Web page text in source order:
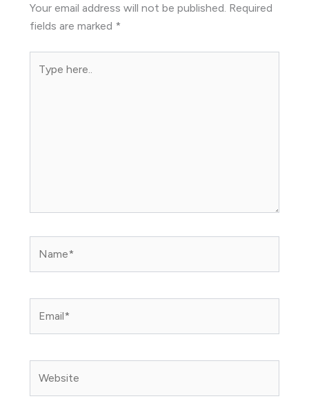
Your email address will not be published. Required
fields are marked *
here..